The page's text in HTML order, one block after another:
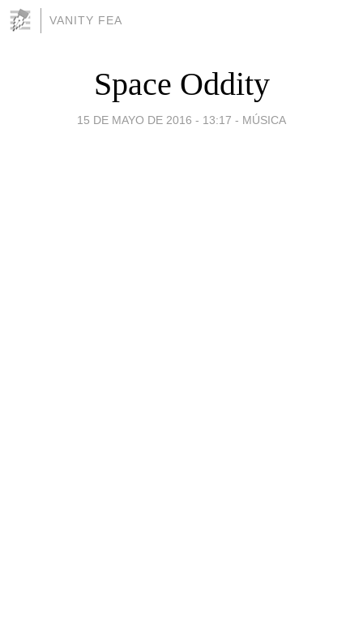
VANITY FEA
Space Oddity
15 DE MAYO DE 2016 - 13:17 - MÚSICA